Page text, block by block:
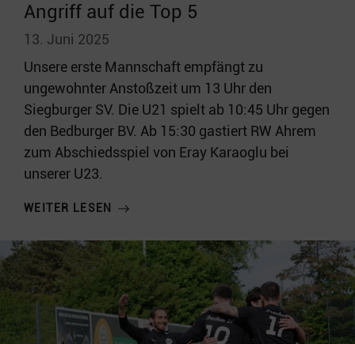
Angriff auf die Top 5
13. Juni 2025
Unsere erste Mannschaft empfängt zu
ungewohnter Anstoßzeit um 13 Uhr den
Siegburger SV. Die U21 spielt ab 10:45 Uhr gegen
den Bedburger BV. Ab 15:30 gastiert RW Ahrem
zum Abschiedsspiel von Eray Karaoglu bei
unserer U23.
WEITER LESEN